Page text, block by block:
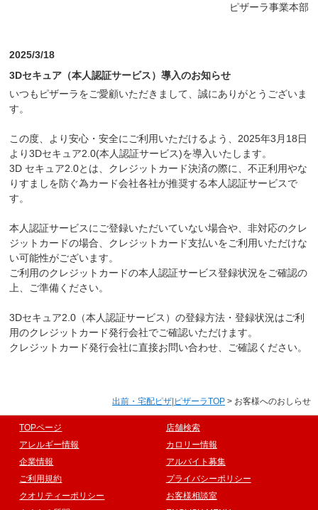
ピザーラ事業本部
2025/3/18
3Dセキュア（本人認証サービス）導入のお知らせ
いつもピザーラをご愛顧いただきまして、誠にありがとうございま
す。
この度、より安心・安全にご利用いただけるよう、2025年3月18日
より3Dセキュア2.0(本人認証サービス)を導入いたします。
3D セキュア2.0とは、クレジットカード決済の際に、不正利用やな
りすましを防ぐ為カード会社各社が推奨する本人認証サービスで
す。
本人認証サービスにご登録いただいていない場合や、非対応のクレ
ジットカードの場合、クレジットカード支払いをご利用いただけな
い可能性がございます。
ご利用のクレジットカードの本人認証サービス登録状況をご確認の
上、ご準備ください。
3Dセキュア2.0（本人認証サービス）の登録方法・登録状況はご利
用のクレジットカード発行会社でご確認いただけます。
クレジットカード発行会社に直接お問い合わせ、ご確認ください。
出前・宅配ピザ|ピザーラTOP > お客様へのおしらせ
TOPページ
店舗検索
アレルギー情報
カロリー情報
企業情報
アルバイト募集
ご利用規約
プライバシーポリシー
クオリティーポリシー
お客様相談室